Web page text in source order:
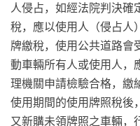
人侵占，如經法院判決確
稅，應以使用人（侵占人
牌繳稅，使用公共道路會
動車輛所有人或使用人，
理機關申請檢驗合格，繳
使用期間的使用牌照稅後
又新購未領牌照之車輛，